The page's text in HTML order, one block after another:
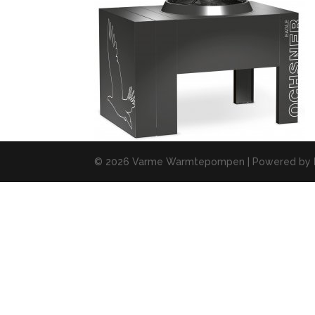
© 2026 Varme Warmtepompen | Powered by